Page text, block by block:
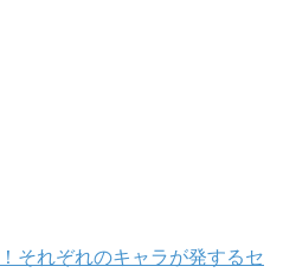
それぞれのキャラが発するセ